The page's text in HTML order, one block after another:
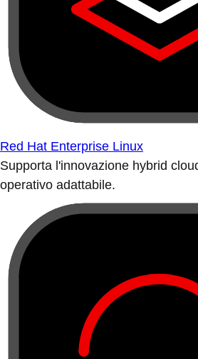
Red Hat Enterprise Linux
Supporta l'innovazione hybrid
operativo adattabile.